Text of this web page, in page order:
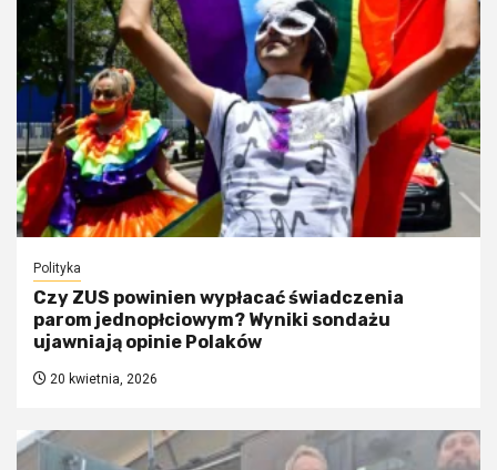
Polityka
Czy ZUS powinien wypłacać świadczenia
parom jednopłciowym? Wyniki sondażu
ujawniają opinie Polaków
20 kwietnia, 2026